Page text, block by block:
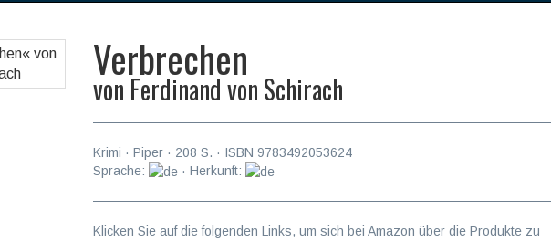
Verbrechen
von Ferdinand von Schirach
Krimi ·Piper · 208 S. · ISBN9783492053624
Sprache:
· Herkunft:
Klicken Sie auf die folgenden Links, um sich bei Amazon über die Produkte zu